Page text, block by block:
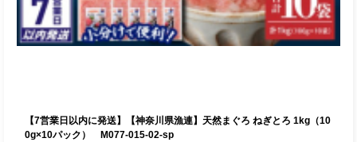
【7営業日以内に発送】【神奈川県漁連】天然まぐろ ねぎとろ 1kg（10
0g×10パック） M077-015-02-sp